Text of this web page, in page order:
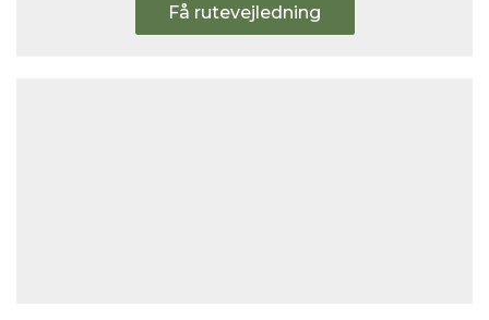
Få rutevejledning